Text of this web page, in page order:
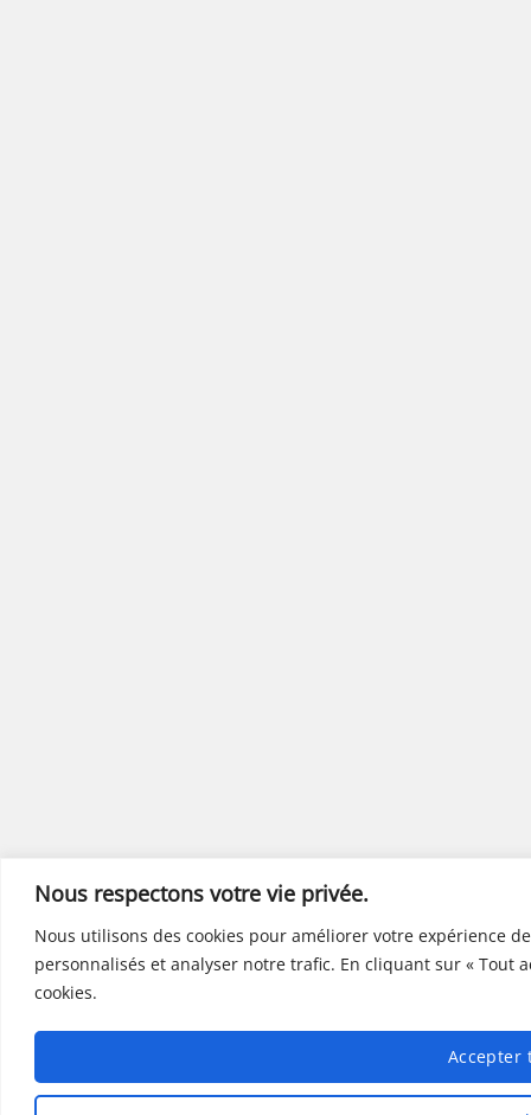
Nous respectons votre vie privée.
Nous utilisons des cookies pour améliorer votre expérience
personnalisés et analyser notre trafic. En cliquant sur « Tout
cookies.
Accepter